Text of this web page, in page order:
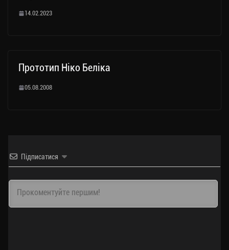
14.02.2023
Прототип Ніко Беліка
05.08.2008
Підписатися